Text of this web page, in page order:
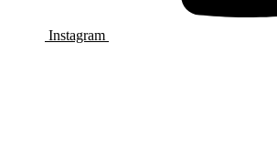
Instagram